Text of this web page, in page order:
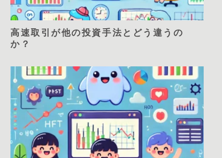
高速取引が他の投資手法とどう違うの
か？